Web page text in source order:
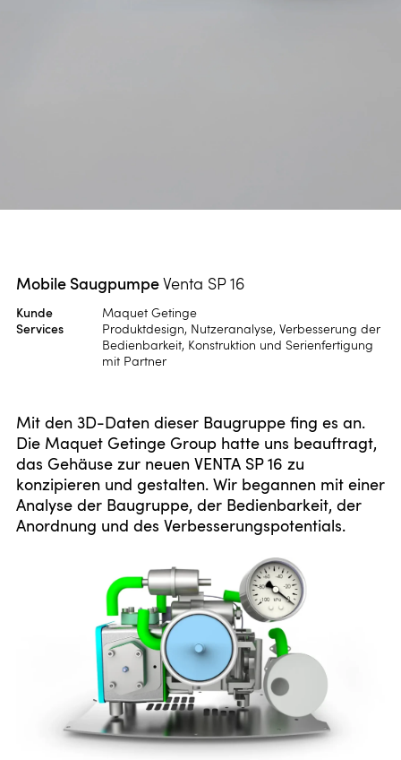
Mobile SaugpumpeVenta SP 16
Kunde
Maquet Getinge
Services
Produktdesign, Nutzeranalyse, Verbesserung der
Bedienbarkeit, Konstruktion und Serienfertigung
mit Partner
Mit den 3D-Daten dieser Baugruppe fing es an.
Die Maquet Getinge Group hatte uns beauftragt,
das Gehäuse zur neuen VENTA SP 16 zu
konzipieren und gestalten. Wir begannen mit einer
Analyse der Baugruppe, der Bedienbarkeit, der
Anordnung und des Verbesserungspotentials.